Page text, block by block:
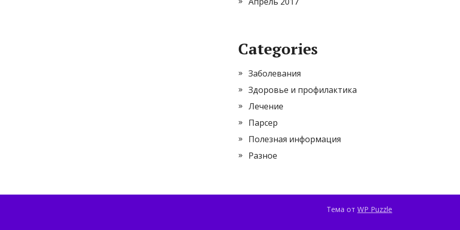
Categories
Заболевания
Здоровье и профилактика
Лечение
Парсер
Полезная информация
Разное
Тема от WP Puzzle